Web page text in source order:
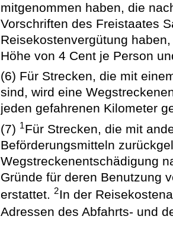
mitgenommen haben, die
Vorschriften des Freistaates
Reisekostenvergütung
Höhe von 4 Cent je Person
(6) Für Strecken, die mit
sind, wird eine
jeden gefahrenen Kilometer
(7) 1Für Strecken, die mit
Beförderungsmitteln
Wegstreckenentschädigung
Gründe für deren Benutzung
erstattet.2In der
Adressen des Abfahrts- und